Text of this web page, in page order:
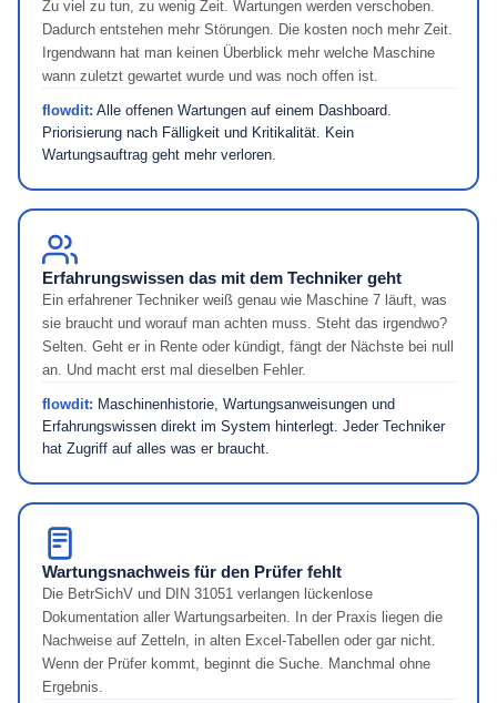
Zu viel zu tun, zu wenig Zeit. Wartungen werden verschoben.
Dadurch entstehen mehr Störungen. Die kosten noch mehr Zeit.
Irgendwann hat man keinen Überblick mehr welche Maschine
wann zuletzt gewartet wurde und was noch offen ist.
flowdit: Alle offenen Wartungen auf einem Dashboard.
Priorisierung nach Fälligkeit und Kritikalität. Kein
Wartungsauftrag geht mehr verloren.
Erfahrungswissen das mit dem Techniker geht
Ein erfahrener Techniker weiß genau wie Maschine 7 läuft, was
sie braucht und worauf man achten muss. Steht das irgendwo?
Selten. Geht er in Rente oder kündigt, fängt der Nächste bei null
an. Und macht erst mal dieselben Fehler.
flowdit: Maschinenhistorie, Wartungsanweisungen und
Erfahrungswissen direkt im System hinterlegt. Jeder Techniker
hat Zugriff auf alles was er braucht.
Wartungsnachweis für den Prüfer fehlt
Die BetrSichV und DIN 31051 verlangen lückenlose
Dokumentation aller Wartungsarbeiten. In der Praxis liegen die
Nachweise auf Zetteln, in alten Excel-Tabellen oder gar nicht.
Wenn der Prüfer kommt, beginnt die Suche. Manchmal ohne
Ergebnis.